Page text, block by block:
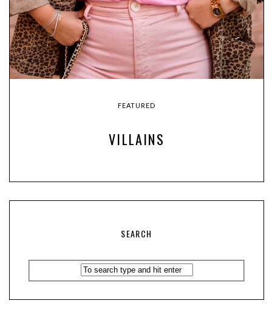
FEATURED
VILLAINS
SEARCH